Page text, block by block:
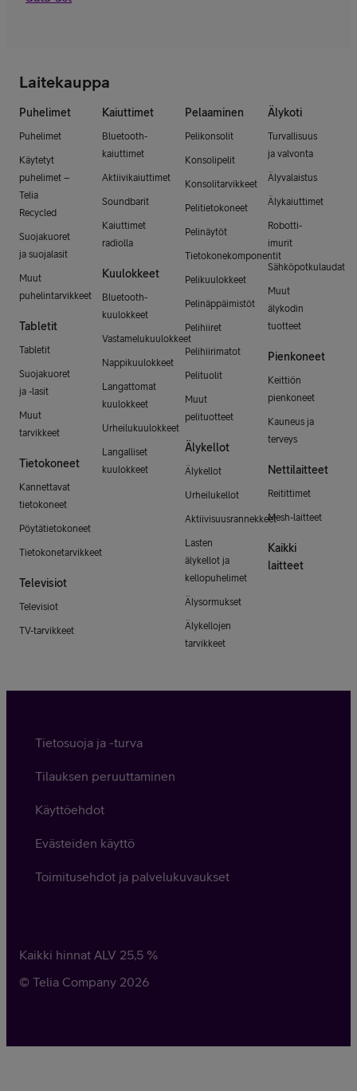
Laitekauppa
Puhelimet
Puhelimet
Käytetyt
puhelimet –
Telia
Recycled
Suojakuoret
ja suojalasit
Muut
puhelintarvikkeet
Tabletit
Tabletit
Suojakuoret
ja -lasit
Muut
tarvikkeet
Tietokoneet
Kannettavat
tietokoneet
Pöytätietokoneet
Tietokonetarvikkeet
Televisiot
Televisiot
TV-tarvikkeet
Kaiuttimet
Bluetooth-
kaiuttimet
Aktiivikaiuttimet
Soundbarit
Kaiuttimet
radiolla
Kuulokkeet
Bluetooth-
kuulokkeet
Vastamelukuulokkeet
Nappikuulokkeet
Langattomat
kuulokkeet
Urheilukuulokkeet
Langalliset
kuulokkeet
Pelaaminen
Pelikonsolit
Konsolipelit
Konsolitarvikkeet
Pelitietokoneet
Pelinäytöt
Tietokonekomponentit
Pelikuulokkeet
Pelinäppäimistöt
Pelihiiret
Pelihiirimatot
Pelituolit
Muut
pelituotteet
Älykellot
Älykellot
Urheilukellot
Aktiivisuusrannekkeet
Lasten
älykellot ja
kellopuhelimet
Älysormukset
Älykellojen
tarvikkeet
Älykoti
Turvallisuus
ja valvonta
Älyvalaistus
Älykaiuttimet
Robotti-
imurit
Sähköpotkulaudat
Muut
älykodin
tuotteet
Pienkoneet
Keittiön
pienkoneet
Kauneus ja
terveys
Nettilaitteet
Reitittimet
Mesh-laitteet
Kaikki
laitteet
Tietosuoja ja -turva
Tilauksen peruuttaminen
Käyttöehdot
Evästeiden käyttö
Toimitusehdot ja palvelukuvaukset
Kaikki hinnat ALV 25,5 %
© Telia Company 2026